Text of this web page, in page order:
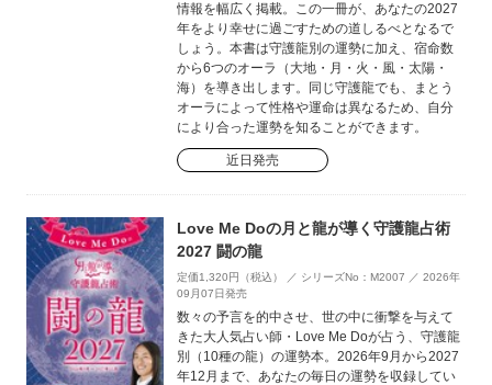
情報を幅広く掲載。この一冊が、あなたの2027
年をより幸せに過ごすための道しるべとなるで
しょう。本書は守護龍別の運勢に加え、宿命数
から6つのオーラ（大地・月・火・風・太陽・
海）を導き出します。同じ守護龍でも、まとう
オーラによって性格や運命は異なるため、自分
により合った運勢を知ることができます。
近日発売
Love Me Doの月と龍が導く守護龍占術
2027 闘の龍
定価1,320円（税込） ／ シリーズNo：M2007 ／ 2026年
09月07日発売
数々の予言を的中させ、世の中に衝撃を与えて
きた大人気占い師・Love Me Doが占う、守護龍
別（10種の龍）の運勢本。2026年9月から2027
年12月まで、あなたの毎日の運勢を収録してい